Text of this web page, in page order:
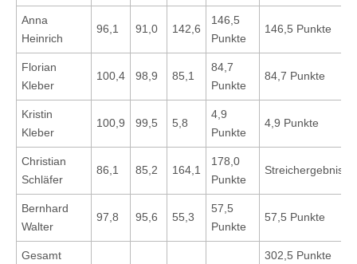
Anna
Heinrich
96,1 91,0 142,6
146,5
Punkte
146,5 Punkte
Florian
Kleber
100,4 98,9 85,1
84,7
Punkte
84,7 Punkte
Kristin
Kleber
100,9 99,5 5,8
4,9
Punkte
4,9 Punkte
Christian
Schläfer
86,1 85,2 164,1
178,0
Punkte
Streichergebnis
Bernhard
Walter
97,8 95,6 55,3
57,5
Punkte
57,5 Punkte
Gesamt 302,5 Punkte